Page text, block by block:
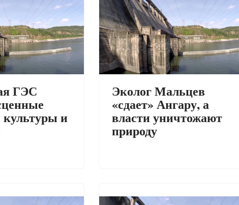
ГЭС
и
Эколог Мальцев
«сдает» Ангару, а
власти уничтожают
природу